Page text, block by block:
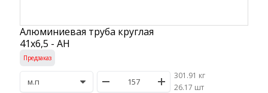
Алюминиевая труба круглая
41х6,5 - АН
Предзаказ
301.91 кг
/26.17 шт